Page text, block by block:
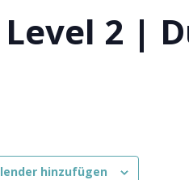
2 |
hinzufügen